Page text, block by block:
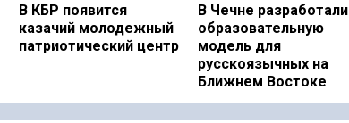
В КБР появится
казачий молодежный
патриотический центр
В Чечне разработали
образовательную
модель для
русскоязычных на
Ближнем Востоке